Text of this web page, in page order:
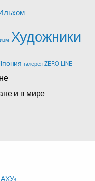
Художники
галерея ZERO LINE
и в мире